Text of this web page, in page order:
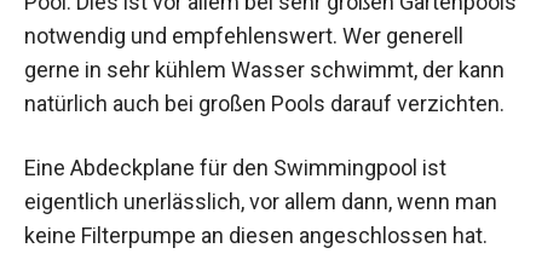
notwendig und empfehlenswert. Wer generell
gerne in sehr kühlem Wasser schwimmt, der kann
natürlich auch bei großen Pools darauf verzichten.
Eine Abdeckplane für den Swimmingpool ist
eigentlich unerlässlich, vor allem dann, wenn man
keine Filterpumpe an diesen angeschlossen hat.